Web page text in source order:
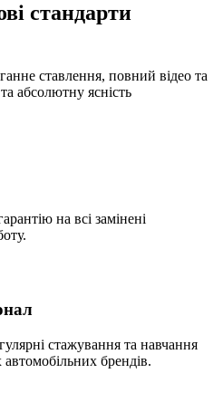
стандарти
ставлення, повний відео та
абсолютну ясність
на всі замінені
стажування та навчання
брендів.